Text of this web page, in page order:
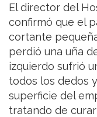
El director del
confirmó que el
cortante
perdió una uña
izquierdo sufrió
todos los dedos
superficie del
tratando de